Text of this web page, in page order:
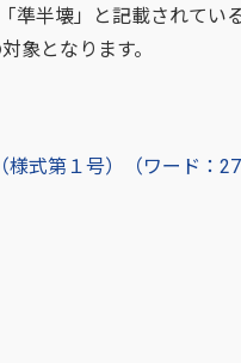
準半壊」と記載されてい
象となります。
式第１号）（ワード：